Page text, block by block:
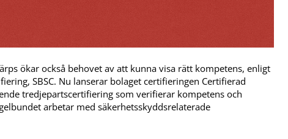
ökar också behovet av att kunna visa rätt kompetens, enligt
SBSC. Nu lanserar bolaget certifieringen Certifierad
tredjepartscertifiering som verifierar kompetens och
arbetar med säkerhetsskyddsrelaterade